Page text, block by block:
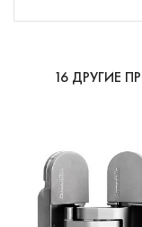
16 ДРУГИЕ